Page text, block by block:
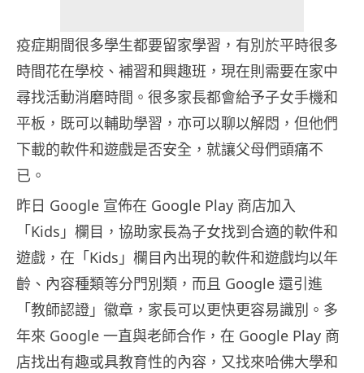
疫症期間很多學生都要留家學習，有別於平時很多
時間花在學校、補習和興趣班，現在則需要在家中
尋找活動消磨時間。很多家長都會給予子女手機和
平板，既可以輔助學習，亦可以聊以解悶，但他們
下載的軟件和遊戲是否安全，就讓父母們頭痛不
已。
昨日 Google 宣佈在 Google Play 商店加入
「Kids」欄目，協助家長為子女找到合適的軟件和
遊戲，在「Kids」欄目內出現的軟件和遊戲均以年
齡、內容種類等分門別類，而且 Google 還引進
「教師認證」徽章，家長可以更快更容易識別。多
年來 Google 一直與老師合作，在 Google Play 商
店找出有趣或具教育性的內容，又找來哈佛大學和